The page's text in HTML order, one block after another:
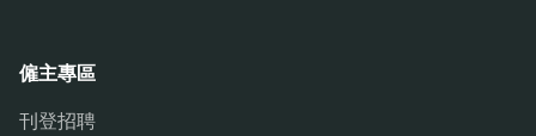
僱主專區
刊登招聘